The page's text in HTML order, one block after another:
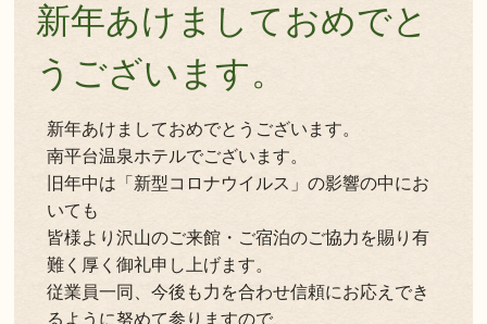
新年あけましておめでと
うございます。
新年あけましておめでとうございます。
南平台温泉ホテルでございます。
旧年中は「新型コロナウイルス」の影響の中にお
いても
皆様より沢山のご来館・ご宿泊のご協力を賜り有
難く厚く御礼申し上げます。
従業員一同、今後も力を合わせ信頼にお応えでき
るように努めて参りますので、